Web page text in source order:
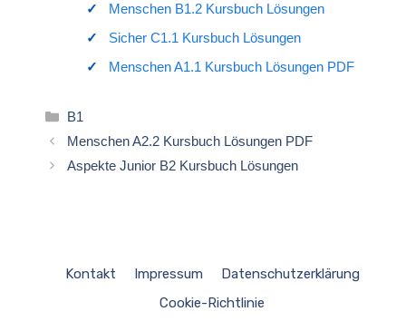
Menschen B1.2 Kursbuch Lösungen
Sicher C1.1 Kursbuch Lösungen
Menschen A1.1 Kursbuch Lösungen PDF
Kategorien
B1
Menschen A2.2 Kursbuch Lösungen PDF
Aspekte Junior B2 Kursbuch Lösungen
Kontakt Impressum
Datenschutzerklärung
Cookie-Richtlinie